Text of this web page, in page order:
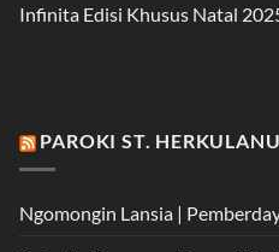
Infinita Edisi Khusus Natal
PAROKI ST.
Ngomongin Lansia |